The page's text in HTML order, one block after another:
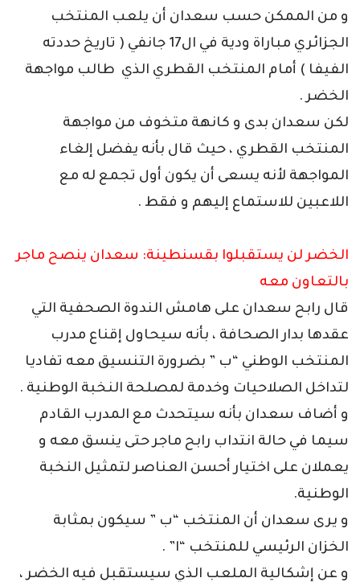
و من الممكن حسب سعدان أن يلعب المنتخب
الجزائري مباراة ودية في ال17 جانفي ( تاريخ حددته
الفيفا ) أمام المنتخب القطري الذي طالب مواجهة
الخضر .
لكن سعدان بدى و كانهة متخوف من مواجهة
المنتخب القطري ، حيث قال بأنه يفضل إلغاء
المواجهة لأنه يسعى أن يكون أول تجمع له مع
اللاعبين للاستماع إليهم و فقط .
الخضر لن يستقبلوا بقسنطينة: سعدان ينصح ماجر
بالتعاون معه
قال رابح سعدان على هامش الندوة الصحفية التي
عقدها بدار الصحافة ، بأنه سيحاول إقناع مدرب
المنتخب الوطني “ب ” بضرورة التنسيق معه تفاديا
لتداخل الصلاحيات وخدمة لمصلحة النخبة الوطنية .
و أضاف سعدان بأنه سيتحدث مع المدرب القادم
سيما في حالة انتداب رابح ماجر حتى ينسق معه و
يعملان على اختيار أحسن العناصر لتمثيل النخبة
الوطنية.
و يرى سعدان أن المنتخب “ب ” سيكون بمثابة
الخزان الرئيسي للمنتخب “ا” .
و عن إشكالية الملعب الذي سيستقبل فيه الخضر ،